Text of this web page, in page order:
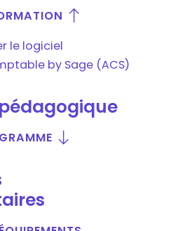
le logiciel
by Sage (ACS)